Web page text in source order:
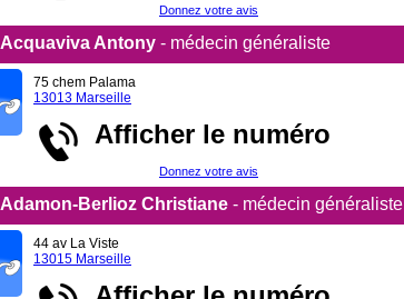
Donnez votre avis
Acquaviva Antony - médecin généraliste
75 chem Palama
13013 Marseille
Afficher le numéro
Donnez votre avis
Adamon-Berlioz Christiane - médecin généraliste
44 av La Viste
13015 Marseille